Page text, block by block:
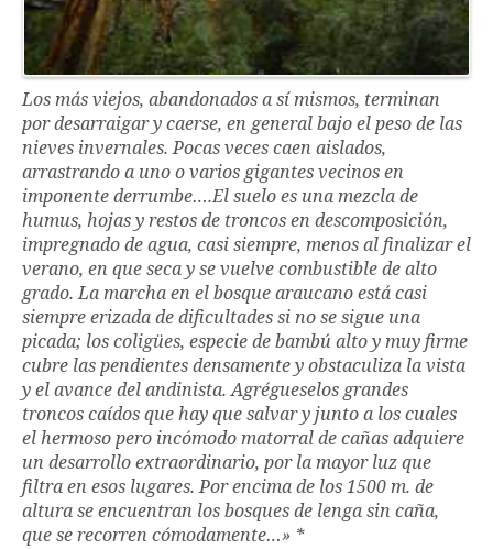
Los más viejos, abandonados a sí mismos, terminan
por desarraigar y caerse, en general bajo el peso de las
nieves invernales. Pocas veces caen aislados,
arrastrando a uno o varios gigantes vecinos en
imponente derrumbe….El suelo es una mezcla de
humus, hojas y restos de troncos en descomposición,
impregnado de agua, casi siempre, menos al finalizar el
verano, en que seca y se vuelve combustible de alto
grado. La marcha en el bosque araucano está casi
siempre erizada de dificultades si no se sigue una
picada; los coligües, especie de bambú alto y muy firme
cubre las pendientes densamente y obstaculiza la vista
y el avance del andinista. Agrégueselos grandes
troncos caídos que hay que salvar y junto a los cuales
el hermoso pero incómodo matorral de cañas adquiere
un desarrollo extraordinario, por la mayor luz que
filtra en esos lugares. Por encima de los 1500 m. de
altura se encuentran los bosques de lenga sin caña,
que se recorren cómodamente…» *